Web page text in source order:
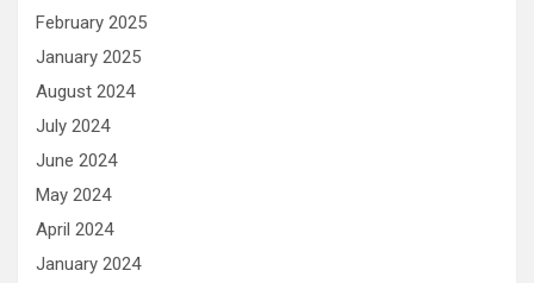
February 2025
January 2025
August 2024
July 2024
June 2024
May 2024
April 2024
January 2024